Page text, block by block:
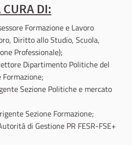
DI:
Formazione e Lavoro
Diritto allo Studio, Scuola,
Professionale);
Dipartimento Politiche del
Sezione Politiche e mercato
Sezione Formazione;
di Gestione PR FESR-FSE+